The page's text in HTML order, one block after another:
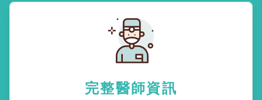
完整醫師資訊